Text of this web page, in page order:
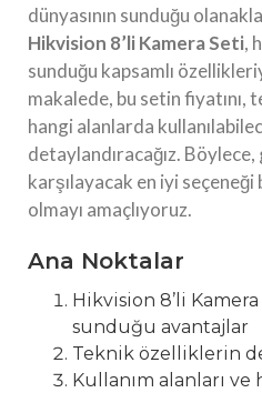
dünyasının sunduğu
Hikvision 8’li Kamera Seti,
sunduğu kapsamlı
makalede, bu setin fiyatını,
hangi alanlarda
detaylandıracağız. Böylece,
karşılayacak en iyi seçeneği
olmayı amaçlıyoruz.
Ana Noktalar
Hikvision 8’li
sunduğu avantajlar
Teknik özelliklerin
Kullanım alanları